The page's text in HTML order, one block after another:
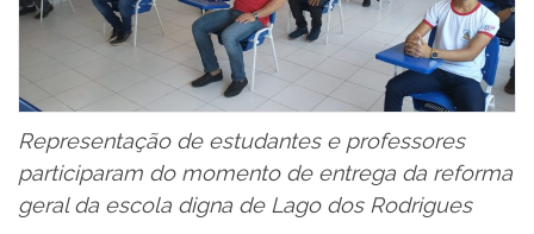
Representação de estudantes e professores
participaram do momento de entrega da reforma
geral da escola digna de Lago dos Rodrigues